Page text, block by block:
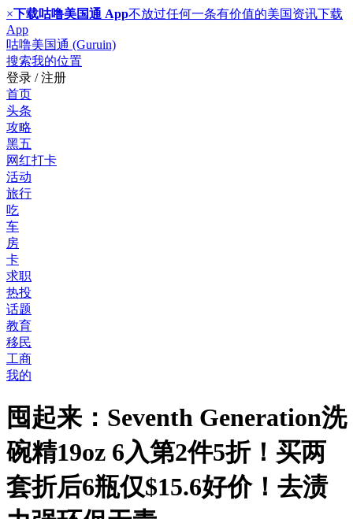
×下载咕噜美国通 App不放过任何一条有价值的美国资讯下载
App
咕噜美国通 (Guruin)
搜索我的位置
登录 / 注册
首页
头条
攻略
黑五
网红打卡
活动
旅行
吃
车
房
卡
求职
热投
话题
教育
移民
工商
我的
囤起来：Seventh Generation洗
碗精19oz 6入第2件5折！买两
套折后6瓶仅$15.6好价！去渍